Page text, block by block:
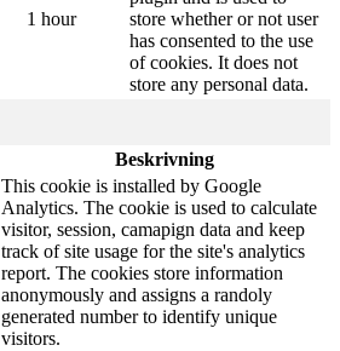
1 hour
store whether or not user
has consented to the use
of cookies. It does not
store any personal data.
Beskrivning
This cookie is installed by Google
Analytics. The cookie is used to calculate
visitor, session, camapign data and keep
track of site usage for the site's analytics
report. The cookies store information
anonymously and assigns a randoly
generated number to identify unique
visitors.